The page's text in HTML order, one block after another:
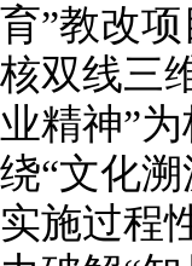
育”教改
核双线三
业精神”
绕“文化
实施过程